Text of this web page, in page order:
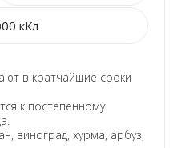
кКл
в кратчайшие сроки
к постепенному
виноград, хурма, арбуз,